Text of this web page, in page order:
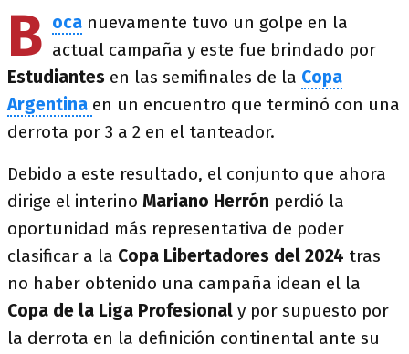
B oca nuevamente tuvo un golpe en la
actual campaña y este fue brindado por
Estudiantes en las semifinales de la Copa
Argentina en un encuentro que terminó con una
derrota por 3 a 2 en el tanteador.
Debido a este resultado, el conjunto que ahora
dirige el interino Mariano Herrón perdió la
oportunidad más representativa de poder
clasificar a la Copa Libertadores del 2024 tras
no haber obtenido una campaña idean el la
Copa de la Liga Profesional y por supuesto por
la derrota en la definición continental ante su